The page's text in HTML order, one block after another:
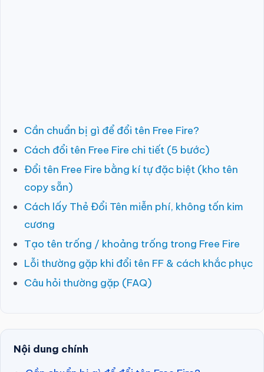
Cần chuẩn bị gì để đổi tên Free Fire?
Cách đổi tên Free Fire chi tiết (5 bước)
Đổi tên Free Fire bằng kí tự đặc biệt (kho tên
copy sẵn)
Cách lấy Thẻ Đổi Tên miễn phí, không tốn kim
cương
Tạo tên trống / khoảng trống trong Free Fire
Lỗi thường gặp khi đổi tên FF & cách khắc phục
Câu hỏi thường gặp (FAQ)
Nội dung chính